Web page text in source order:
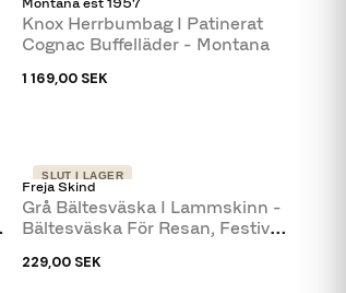
Montana est 1957
Knox Herrbumbag I Patinerat
Cognac Buffelläder - Montana
1 169,00 SEK
SLUT I LAGER
Freja Skind
Grå Bältesväska I Lammskinn -
Bältesväska För Resan, Festival
229,00 SEK
SLUT I LAGER